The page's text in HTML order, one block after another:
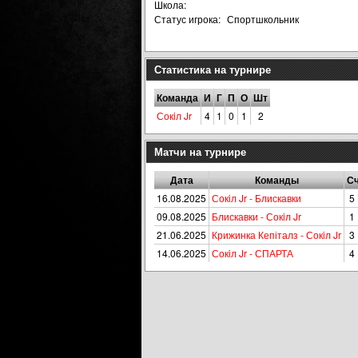
Школа:
Статус игрока: Спортшкольник
Статистика на турнире
Команда И Г П О Шт
Сокiл Jr 4 1 0 1 2
Матчи на турнире
Дата Команды
16.08.2025 Сокiл Jr - Блискавки 5
09.08.2025 Блискавки - Сокiл Jr 1
21.06.2025 Крижинка Кепіталз - Сокiл Jr 3
14.06.2025 Сокiл Jr - СПАРТА 4